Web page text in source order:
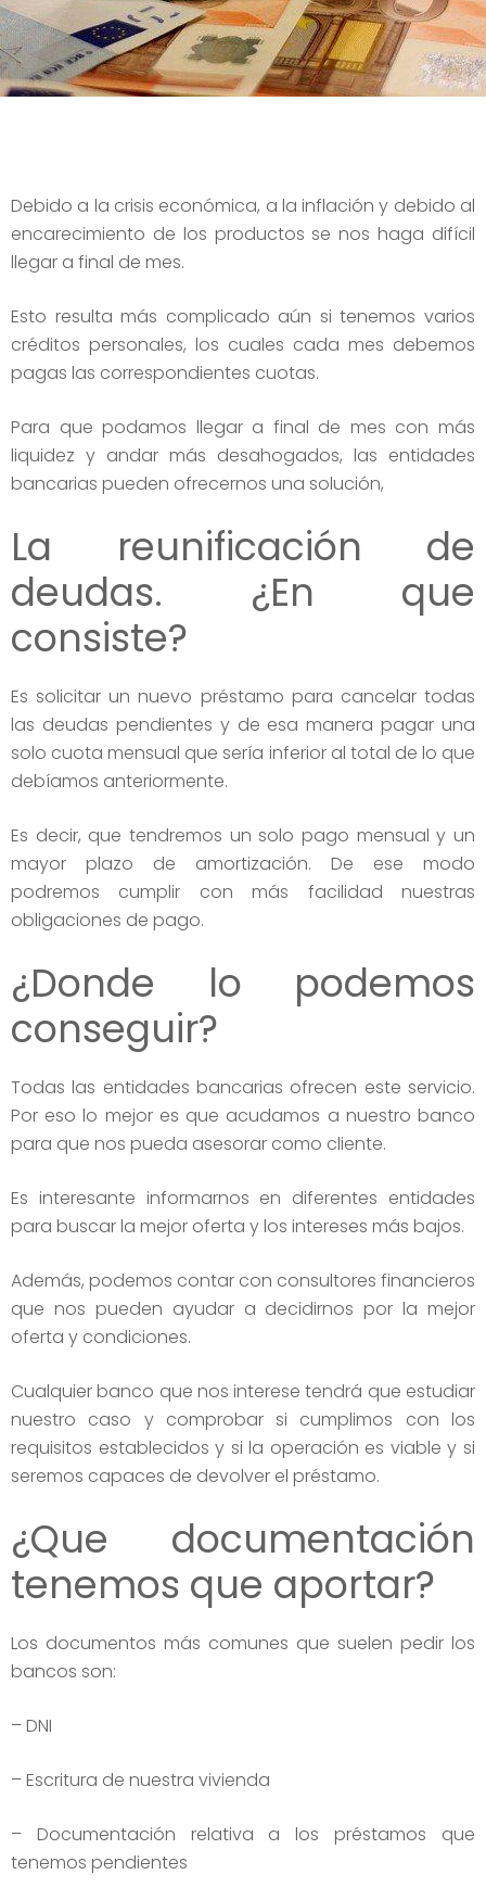
Debido a la crisis económica, a la inflación y debido al
encarecimiento de los productos se nos haga difícil
llegar a final de mes.
Esto resulta más complicado aún si tenemos varios
créditos personales, los cuales cada mes debemos
pagas las correspondientes cuotas.
Para que podamos llegar a final de mes con más
liquidez y andar más desahogados, las entidades
bancarias pueden ofrecernos una solución,
La reunificación de
deudas. ¿En que
consiste?
Es solicitar un nuevo préstamo para cancelar todas
las deudas pendientes y de esa manera pagar una
solo cuota mensual que sería inferior al total de lo que
debíamos anteriormente.
Es decir, que tendremos un solo pago mensual y un
mayor plazo de amortización. De ese modo
podremos cumplir con más facilidad nuestras
obligaciones de pago.
¿Donde lo podemos
conseguir?
Todas las entidades bancarias ofrecen este servicio.
Por eso lo mejor es que acudamos a nuestro banco
para que nos pueda asesorar como cliente.
Es interesante informarnos en diferentes entidades
para buscar la mejor oferta y los intereses más bajos.
Además, podemos contar con consultores financieros
que nos pueden ayudar a decidirnos por la mejor
oferta y condiciones.
Cualquier banco que nos interese tendrá que estudiar
nuestro caso y comprobar si cumplimos con los
requisitos establecidos y si la operación es viable y si
seremos capaces de devolver el préstamo.
¿Que documentación
tenemos que aportar?
Los documentos más comunes que suelen pedir los
bancos son:
– DNI
– Escritura de nuestra vivienda
– Documentación relativa a los préstamos que
tenemos pendientes